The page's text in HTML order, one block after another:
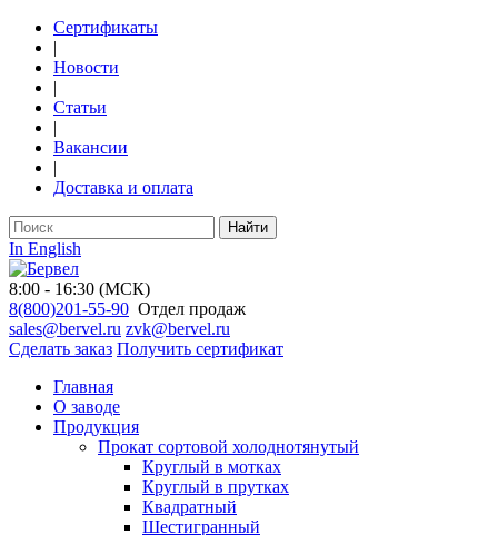
Сертификаты
|
Новости
|
Статьи
|
Вакансии
|
Доставка и оплата
Найти
In English
8:00 - 16:30 (МСК)
8(800)201-55-90 Отдел продаж
sales@bervel.ru zvk@bervel.ru
Сделать заказ Получить сертификат
Главная
О заводе
Продукция
Прокат сортовой холоднотянутый
Круглый в мотках
Круглый в прутках
Квадратный
Шестигранный